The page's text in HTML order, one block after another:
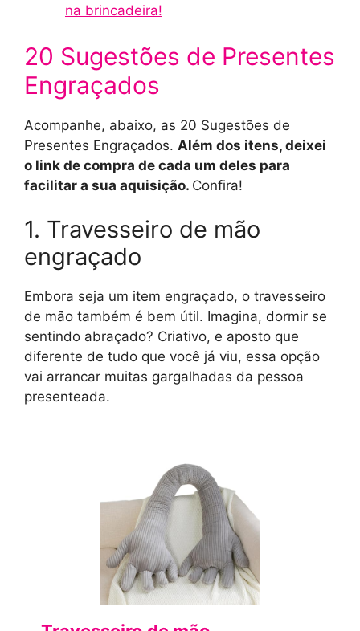
na brincadeira!
20 Sugestões de Presentes
Engraçados
Acompanhe, abaixo, as 20 Sugestões de
Presentes Engraçados. Além dos itens, deixei
o link de compra de cada um deles para
facilitar a sua aquisição. Confira!
1. Travesseiro de mão
engraçado
Embora seja um item engraçado, o travesseiro
de mão também é bem útil. Imagina, dormir se
sentindo abraçado? Criativo, e aposto que
diferente de tudo que você já viu, essa opção
vai arrancar muitas gargalhadas da pessoa
presenteada.